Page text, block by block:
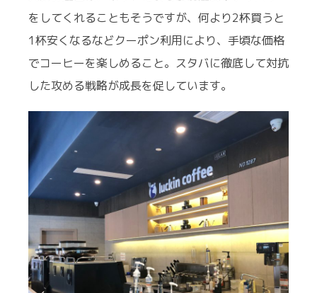
をしてくれることもそうですが、何より2杯買うと
1杯安くなるなどクーポン利用により、手頃な価格
でコーヒーを楽しめること。スタバに徹底して対抗
した攻める戦略が成長を促しています。